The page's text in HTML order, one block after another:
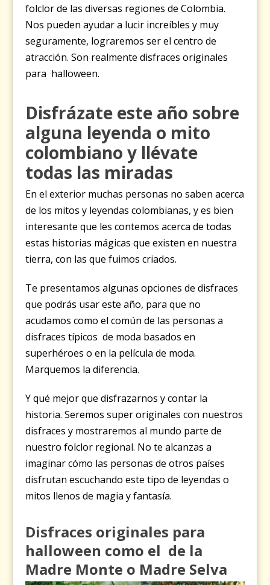
folclor de las diversas regiones de Colombia.
Nos pueden ayudar a lucir increíbles y muy
seguramente, lograremos ser el centro de
atracción. Son realmente disfraces originales
para halloween.
Disfrázate este año sobre
alguna leyenda o mito
colombiano y llévate
todas las miradas
En el exterior muchas personas no saben acerca
de los mitos y leyendas colombianas, y es bien
interesante que les contemos acerca de todas
estas historias mágicas que existen en nuestra
tierra, con las que fuimos criados.
Te presentamos algunas opciones de disfraces
que podrás usar este año, para que no
acudamos como el común de las personas a
disfraces típicos de moda basados en
superhéroes o en la película de moda.
Marquemos la diferencia.
Y qué mejor que disfrazarnos y contar la
historia. Seremos super originales con nuestros
disfraces y mostraremos al mundo parte de
nuestro folclor regional. No te alcanzas a
imaginar cómo las personas de otros países
disfrutan escuchando este tipo de leyendas o
mitos llenos de magia y fantasía.
Disfraces originales para
halloween como el de la
Madre Monte o Madre Selva